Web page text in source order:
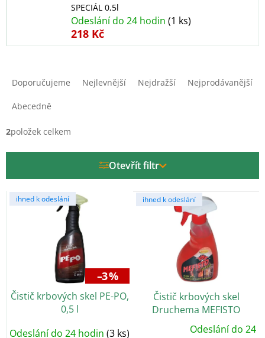
SPECIÁL 0,5l
Odeslání do 24 hodin (1 ks)
218 Kč
í
d
u
k
Doporučujeme Nejlevnější Nejdražší Nejprodávanější
Abecedně
2položek celkem
Otevřít filtr
V
ý
d
k
ihned k odeslání
–3 %
Čistič krbových skel PE-PO,
0,5 l
Odeslání do 24 hodin (3 ks)
ihned k odeslání
Čistič krbových skel
Druchema MEFISTO
SPECIÁL 0,5l
Odeslání do 24